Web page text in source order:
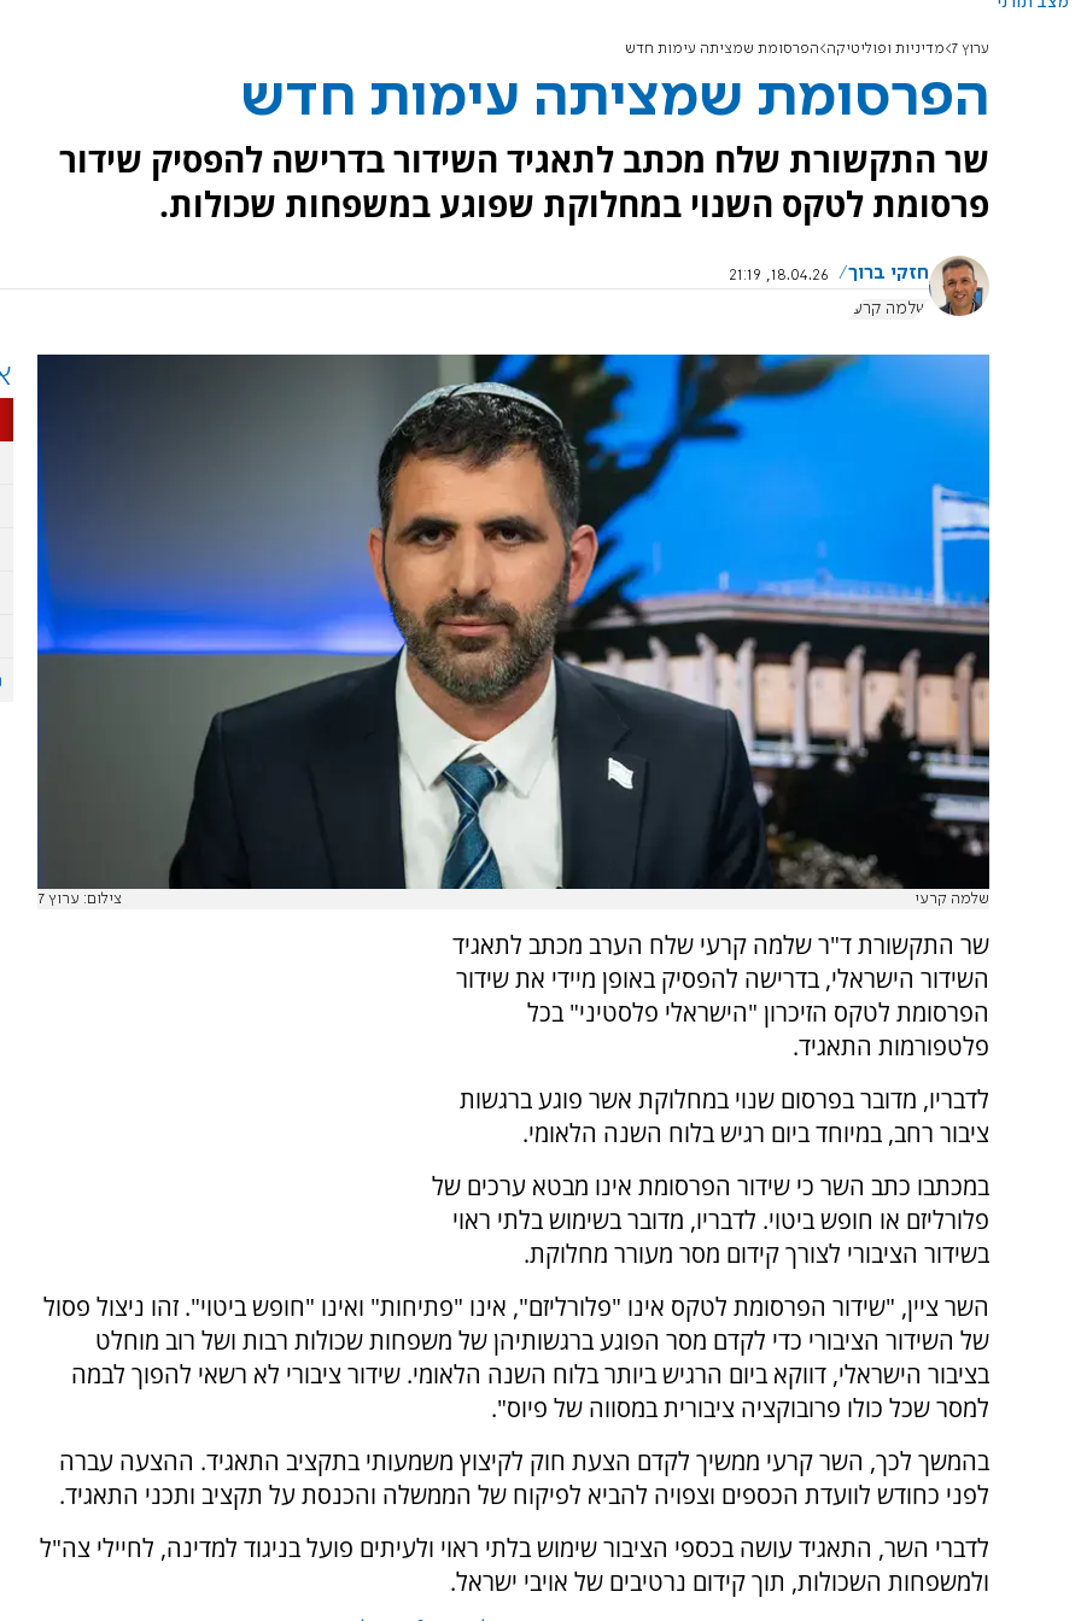
ערוץ 7 מדיניות ופוליטיקה הפרסומת שמציתה עימות חדש
הפרסומת שמציתה עימות חדש
שר התקשורת שלח מכתב לתאגיד השידור בדרישה להפסיק שידור
פרסומת לטקס השנוי במחלוקת שפוגע במשפחות שכולות.
חזקי ברוך
18.04.26, 21:19
שלמה קרעי
שלמה קרעי צילום: ערוץ 7
שר התקשורת ד"ר שלמה קרעי שלח הערב מכתב לתאגיד
השידור הישראלי, בדרישה להפסיק באופן מיידי את שידור
הפרסומת לטקס הזיכרון "הישראלי פלסטיני" בכל
פלטפורמות התאגיד.
לדבריו, מדובר בפרסום שנוי במחלוקת אשר פוגע ברגשות
ציבור רחב, במיוחד ביום רגיש בלוח השנה הלאומי.
במכתבו כתב השר כי שידור הפרסומת אינו מבטא ערכים של
פלורליזם או חופש ביטוי. לדבריו, מדובר בשימוש בלתי ראוי
בשידור הציבורי לצורך קידום מסר מעורר מחלוקת.
השר ציין, "שידור הפרסומת לטקס אינו "פלורליזם", אינו "פתיחות" ואינו "חופש ביטוי". זהו ניצול פסול
של השידור הציבורי כדי לקדם מסר הפוגע ברגשותיהן של משפחות שכולות רבות ושל רוב מוחלט
בציבור הישראלי, דווקא ביום הרגיש ביותר בלוח השנה הלאומי. שידור ציבורי לא רשאי להפוך לבמה
למסר שכל כולו פרובוקציה ציבורית במסווה של פיוס".
בהמשך לכך, השר קרעי ממשיך לקדם הצעת חוק לקיצוץ משמעותי בתקציב התאגיד. ההצעה עברה
לפני כחודש לוועדת הכספים וצפויה להביא לפיקוח של הממשלה והכנסת על תקציב ותכני התאגיד.
לדברי השר, התאגיד עושה בכספי הציבור שימוש בלתי ראוי ולעיתים פועל בניגוד למדינה, לחיילי צה"ל
ולמשפחות השכולות, תוך קידום נרטיבים של אויבי ישראל.